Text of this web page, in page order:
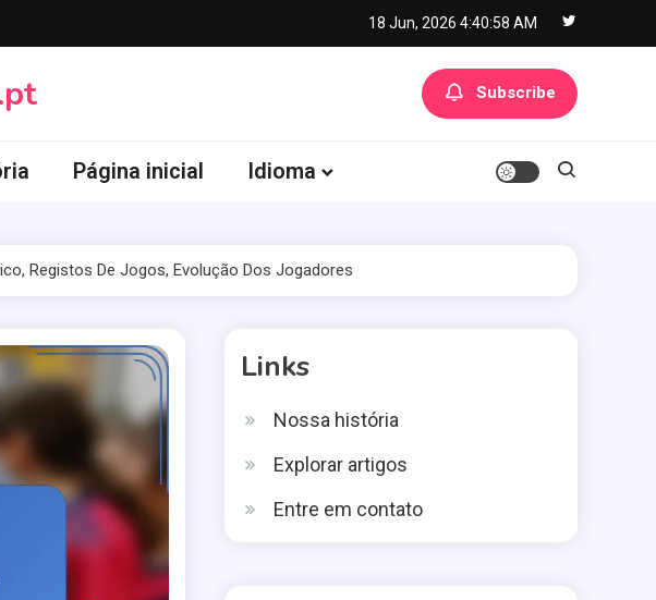
18 Jun, 2026 4:40:59 AM
Subscribe
Página inicial Idioma
Registos De Jogos, Evolução Dos Jogadores
Links
Nossa história
Explorar artigos
Entre em contato